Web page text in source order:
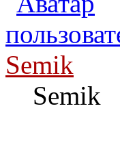
Semik
Semik